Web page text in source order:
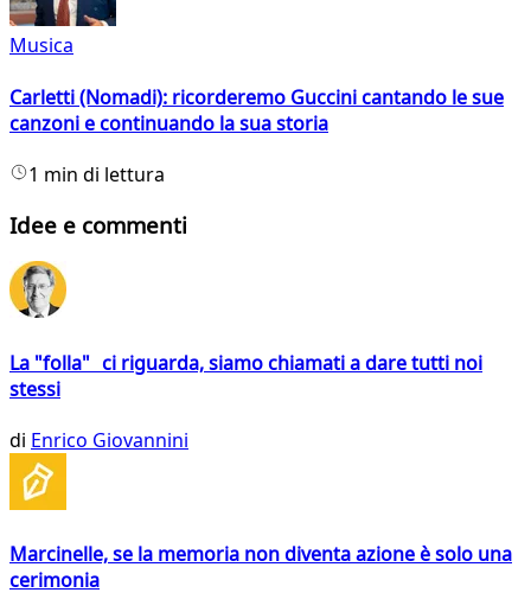
Musica
Carletti (Nomadi): ricorderemo Guccini cantando le sue
canzoni e continuando la sua storia
1 min di lettura
Idee e commenti
La "folla" ci riguarda, siamo chiamati a dare tutti noi
stessi
di Enrico Giovannini
Marcinelle, se la memoria non diventa azione è solo una
cerimonia